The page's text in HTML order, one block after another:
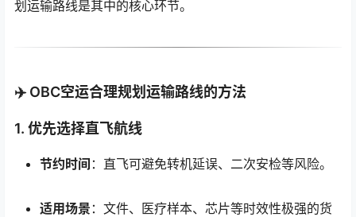
划运输路线是其中的核心环节。
✈️ OBC空运合理规划运输路线的方法
1. 优先选择直飞航线
节约时间 ：直飞可避免转机延误、二次安检等风险。
适用场景 ：文件、医疗样本、芯片等时效性极强的货